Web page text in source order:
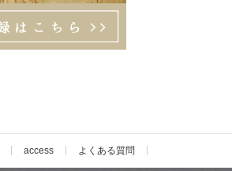
access よくある質問